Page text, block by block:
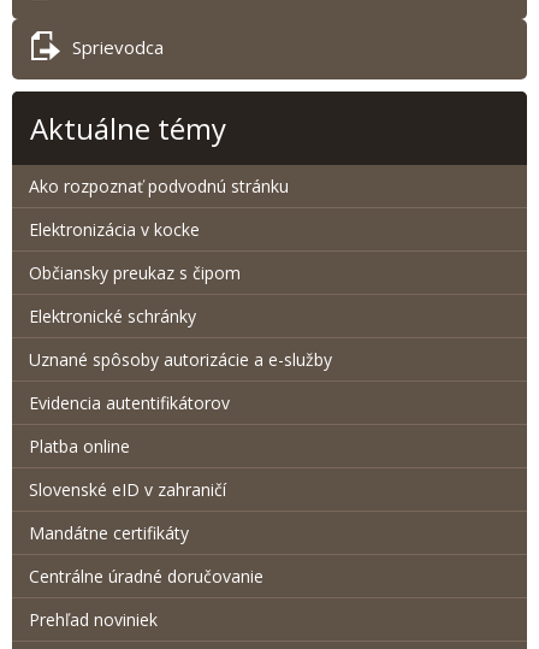
Sprievodca
Aktuálne témy
Ako rozpoznať podvodnú stránku
Elektronizácia v kocke
Občiansky preukaz s čipom
Elektronické schránky
Uznané spôsoby autorizácie a e-služby
Evidencia autentifikátorov
Platba online
Slovenské eID v zahraničí
Mandátne certifikáty
Centrálne úradné doručovanie
Prehľad noviniek